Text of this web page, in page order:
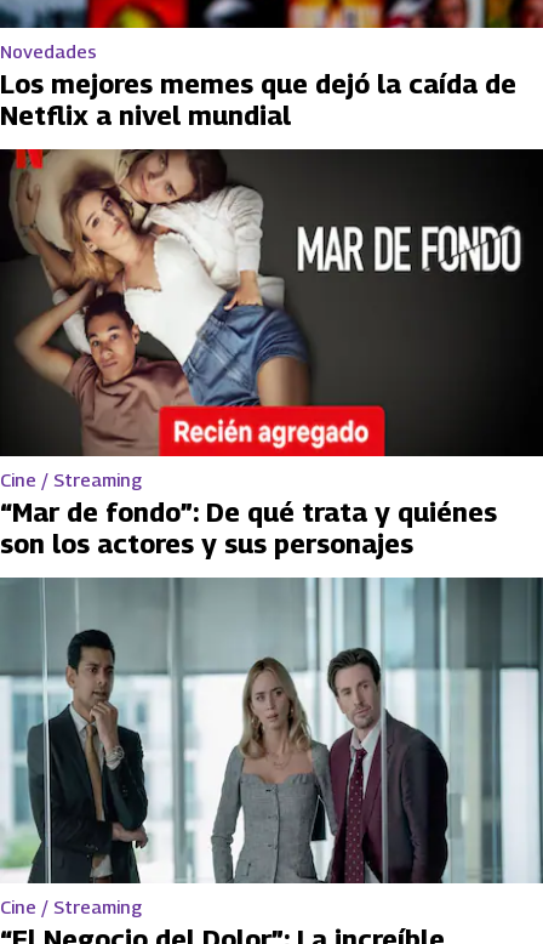
Novedades
Los mejores memes que dejó la caída de
Netflix a nivel mundial
Cine / Streaming
“Mar de fondo”: De qué trata y quiénes
son los actores y sus personajes
Cine / Streaming